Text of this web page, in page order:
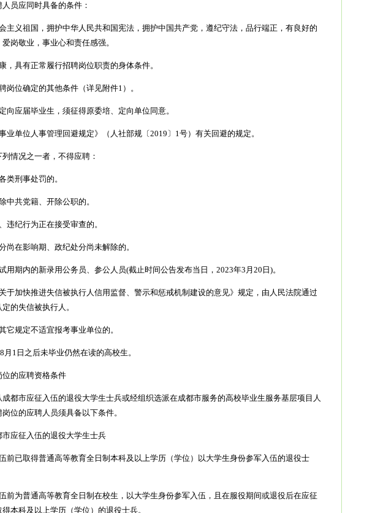
人员应同时具备的条件：
主义祖国，拥护中华人民共和国宪法，拥护中国共产党，遵纪守法，品行端正，有良好的
岗敬业，事业心和责任感强。
，具有正常履行招聘岗位职责的身体条件。
岗位确定的其他条件（详见附件1）。
向应届毕业生，须征得原委培、定向单位同意。
业单位人事管理回避规定》（人社部规〔2019〕1号）有关回避的规定。
列情况之一者，不得应聘：
类刑事处罚的。
中共党籍、开除公职的。
违纪行为正在接受审查的。
尚在影响期、政纪处分尚未解除的。
用期内的新录用公务员、参公人员(截止时间公告发布当日，2023年3月20日)。
于加快推进失信被执行人信用监督、警示和惩戒机制建设的意见》规定，由人民法院通过
的失信被执行人。
它规定不适宜报考事业单位的。
月1日之后未毕业仍然在读的高校生。
位的应聘资格条件
成都市应征入伍的退役大学生士兵或经组织选派在成都市服务的高校毕业生服务基层项目人
岗位的应聘人员须具备以下条件。
市应征入伍的退役大学生士兵
前已取得普通高等教育全日制本科及以上学历（学位）以大学生身份参军入伍的退役士
前为普通高等教育全日制在校生，以大学生身份参军入伍，且在服役期间或退役后在应征
得本科及以上学历（学位）的退役士兵。